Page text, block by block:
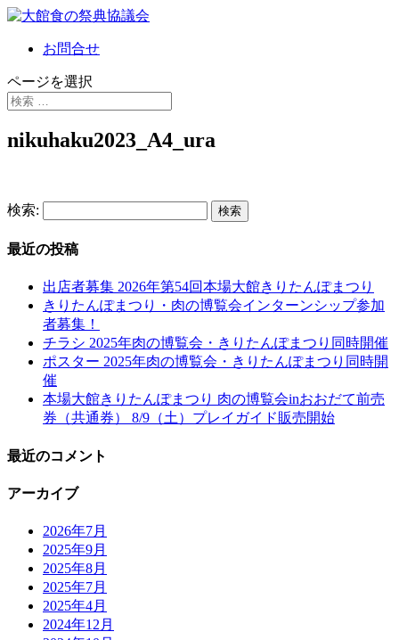
お問合せ
ページを選択
nikuhaku2023_A4_ura
検索:
最近の投稿
出店者募集 2026年第54回本場大館きりたんぽまつり
きりたんぽまつり・肉の博覧会インターンシップ参加
者募集！
チラシ 2025年肉の博覧会・きりたんぽまつり同時開催
ポスター 2025年肉の博覧会・きりたんぽまつり同時開
催
本場大館きりたんぽまつり 肉の博覧会inおおだて前売
券（共通券） 8/9（土）プレイガイド販売開始
最近のコメント
アーカイブ
2026年7月
2025年9月
2025年8月
2025年7月
2025年4月
2024年12月